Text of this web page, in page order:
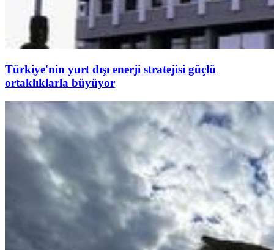
Türkiye'nin yurt dışı enerji stratejisi güçlü
ortaklıklarla büyüyor